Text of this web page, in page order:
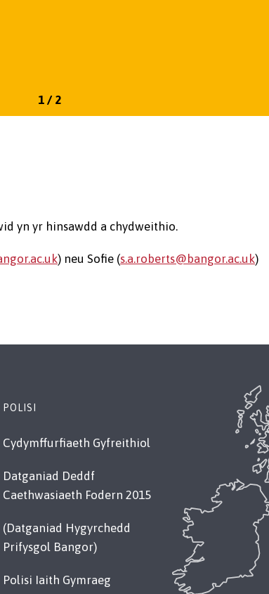
1 / 2
1 / 2
yn yr hinsawdd a chydweithio.
) neu Sofie (s.a.roberts@bangor.ac.uk)
POLISI
Cydymffurfiaeth Gyfreithiol
Datganiad Deddf
Caethwasiaeth Fodern 2015
(Datganiad Hygyrchedd
Prifysgol Bangor)
Polisi Iaith Gymraeg